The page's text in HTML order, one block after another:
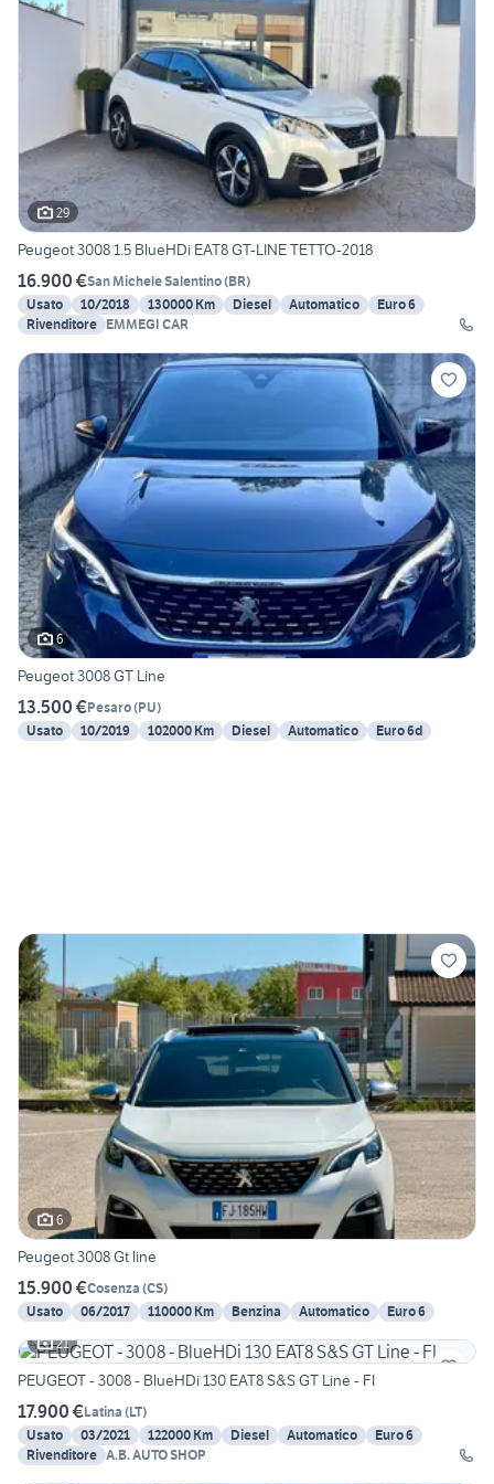
29
Peugeot 3008 1.5 BlueHDi EAT8 GT-LINE TETTO-2018
16.900 €San Michele Salentino(BR)
Usato
10/2018 130000 Km Diesel Automatico
Euro 6
Rivenditore EMMEGI CAR
6
Peugeot 3008 GT Line
13.500 €Pesaro(PU)
Usato
10/2019 102000 Km Diesel Automatico Euro 6d
6
Peugeot 3008 Gt line
15.900 €Cosenza (CS)
Usato
06/2017 110000 Km Benzina Automatico
Euro 6
21
PEUGEOT - 3008 - BlueHDi 130 EAT8 S&S GT Line - FI
17.900 €Latina (LT)
Usato
03/2021 122000 Km Diesel Automatico
Euro 6
Rivenditore A.B. AUTO SHOP